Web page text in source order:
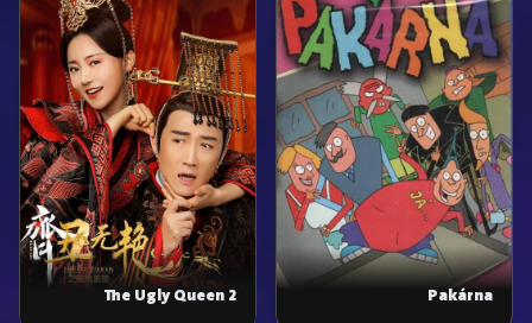
Pakárna
The Ugly Queen 2